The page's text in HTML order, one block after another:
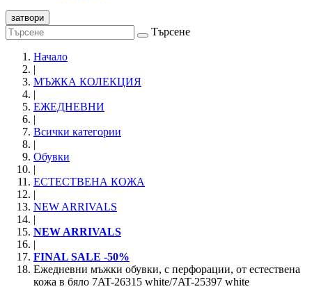
затвори
Търсене
Начало
|
МЪЖКА КОЛЕКЦИЯ
|
ЕЖЕДНЕВНИ
|
Всички категории
|
Обувки
|
ЕСТЕСТВЕНА КОЖА
|
NEW ARRIVALS
|
NEW ARRIVALS
|
FINAL SALE -50%
Ежедневни мъжки обувки, с перфорации, от естествена
кожа в бяло 7AT-26315 white/7AT-25397 white